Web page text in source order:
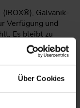
Über Cookies
Galvanik-
Verfügung und
Es bleibt zu
dann neben
bzw.